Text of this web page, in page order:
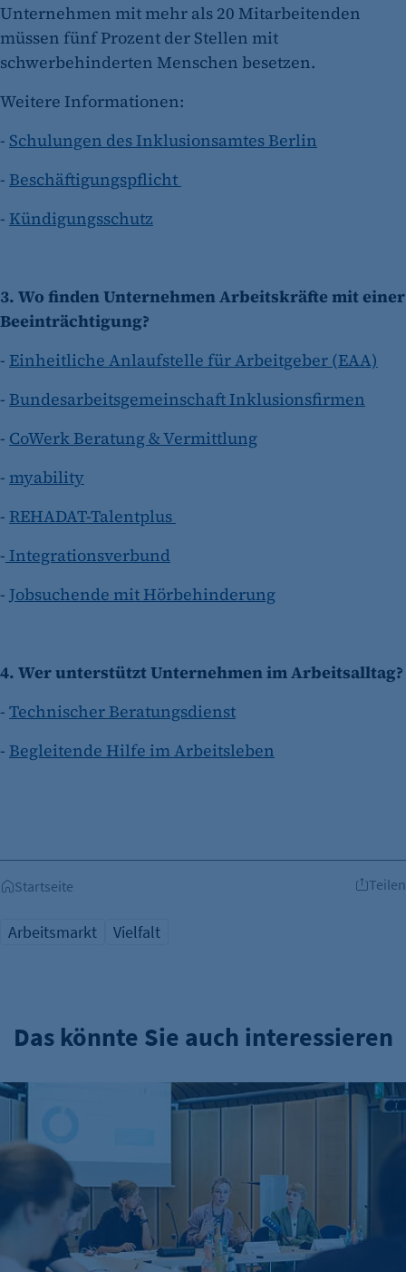
Unternehmen mit mehr als 20 Mitarbeitenden
müssen fünf Prozent der Stellen mit
schwerbehinderten Menschen besetzen.
Weitere Informationen:
- Schulungen des Inklusionsamtes Berlin
- Beschäftigungspflicht
- Kündigungsschutz
3. Wo finden Unternehmen Arbeitskräfte mit einer
Beeinträchtigung?
- Einheitliche Anlaufstelle für Arbeitgeber (EAA)
- Bundesarbeitsgemeinschaft Inklusionsfirmen
- CoWerk Beratung & Vermittlung
- myability
- REHADAT-Talentplus
- Integrationsverbund
- Jobsuchende mit Hörbehinderung
4. Wer unterstützt Unternehmen im Arbeitsalltag?
- Technischer Beratungsdienst
- Begleitende Hilfe im Arbeitsleben
Startseite Teilen
Arbeitsmarkt Vielfalt
Das könnte Sie auch interessieren
IHK-Umfragen: Hohe Zufriedenheit bei Azubis – doch